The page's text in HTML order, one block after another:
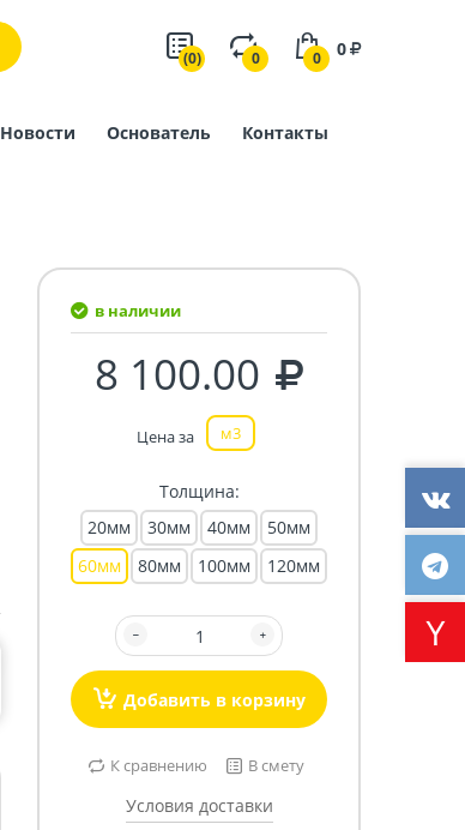
(0) 0 0 0
Новости Основатель Контакты
в наличии
8 100.00
Цена за м3
Толщина:
20мм
30мм 40мм
50мм
60мм
80мм 100мм 120мм
Добавить в корзину
К сравнению В смету
Условия доставки